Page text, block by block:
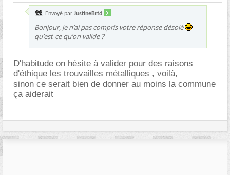
Envoyé par JustineBrtd
Bonjour, je n’ai pas compris votre réponse désolé
qu’est-ce qu’on valide ?
D'habitude on hésite à valider pour des raisons
d'éthique les trouvailles métalliques , voilà,
sinon ce serait bien de donner au moins la commune
ça aiderait